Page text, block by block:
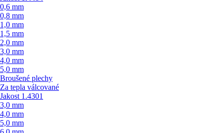
0,6 mm
0,8 mm
1,0 mm
1,5 mm
2,0 mm
3,0 mm
4,0 mm
5,0 mm
Broušené plechy
Za tepla válcované
Jakost 1.4301
3,0 mm
4,0 mm
5,0 mm